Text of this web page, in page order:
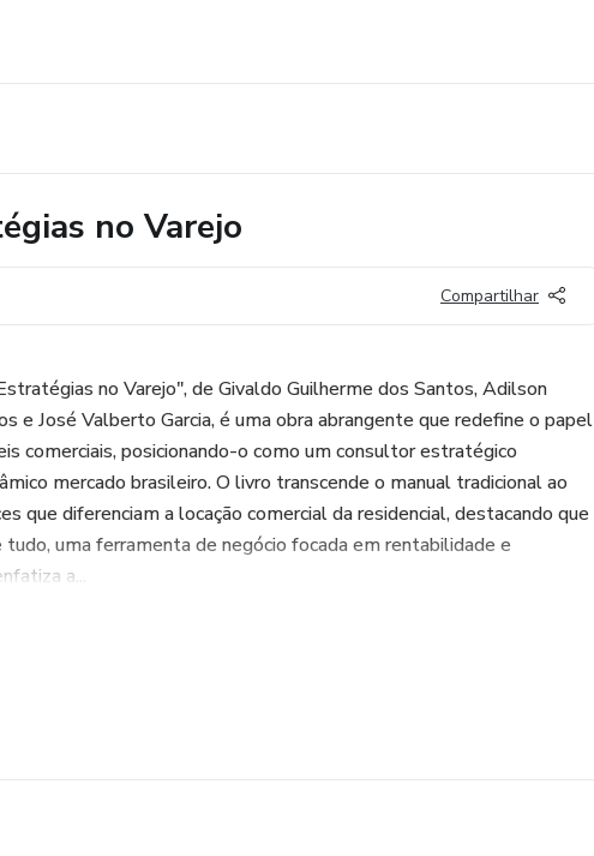
no Varejo
Compartilhar
no Varejo", de Givaldo Guilherme dos Santos, Adilson
e José Valberto Garcia, é uma obra abrangente que redefine o papel
comerciais, posicionando-o como um consultor estratégico
mercado brasileiro. O livro transcende o manual tradicional ao
que diferenciam a locação comercial da residencial, destacando que
tudo, uma ferramenta de negócio focada em rentabilidade e
a...